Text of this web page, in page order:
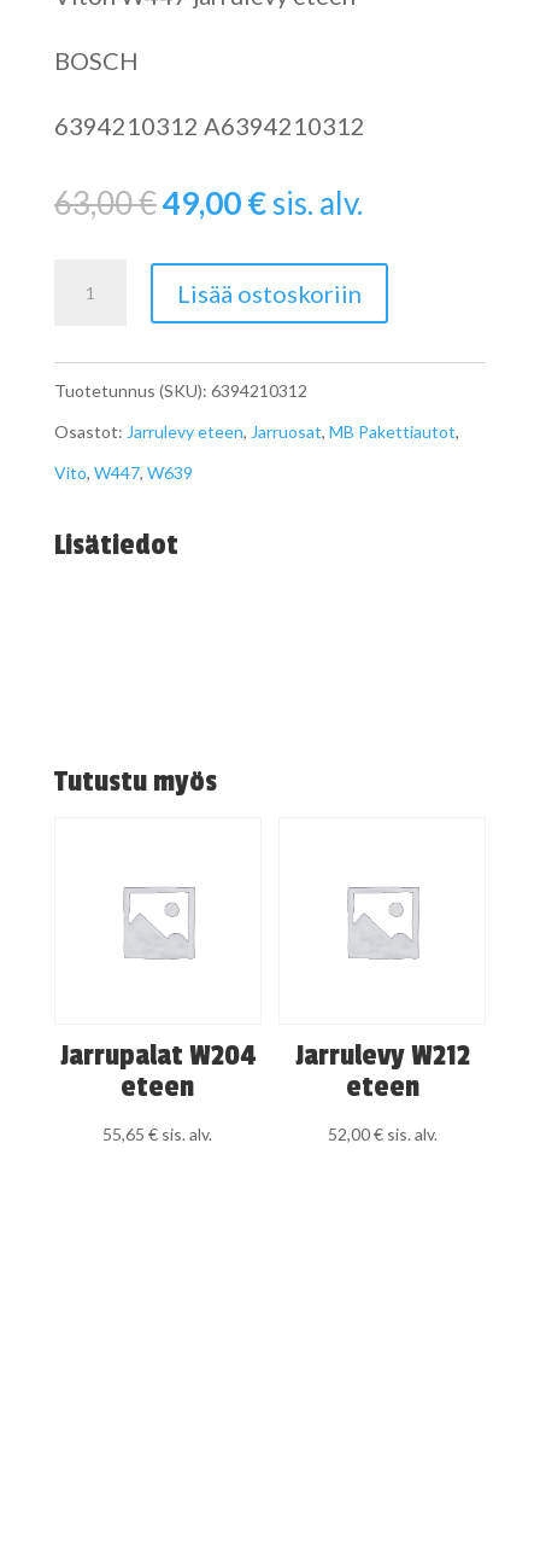
BOSCH
6394210312 A6394210312
63,00€Alkuperäinen
oli:
63,00 €.
49,00€Nykyinen
on:
49,00 €.
sis. alv.
W639
A6394210312
määrä
Lisää ostoskoriin
Tuotetunnus (SKU): 6394210312
Osastot: Jarrulevy eteen, Jarruosat, MB Pakettiautot,
Vito, W447, W639
Lisätiedot
Tutustu myös
Jarrupalat W204
eteen
55,65€ sis. alv.
Jarrulevy W212
eteen
52,00€ sis. alv.